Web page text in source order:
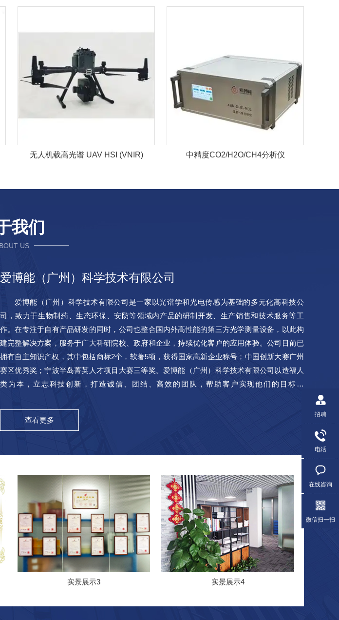
无人机载高光谱 UAV HSI (VNIR) 中精度CO2/H2O/CH4分析仪
我们
US
爱博能（广州）科学技术有限公司
爱博能（广州）科学技术有限公司是一家以光谱学和光电传感为基础的多元化高科技公
司，致力于生物制药、生态环保、安防等领域内产品的研制开发、生产销售和技术服务等工
作。在专注于自有产品研发的同时，公司也整合国内外高性能的第三方光学测量设备，以此构
建完整解决方案，服务于广大科研院校、政府和企业，持续优化客户的应用体验。公司目前已
拥有自主知识产权，其中包括商标2个，软著5项，获得国家高新企业称号；中国创新大赛广州
赛区优秀奖；宁波半岛菁英人才项目大赛三等奖。爱博能（广州）科学技术有限公司以造福人
类为本，立志科技创新，打造诚信、团结、高效的团队，帮助客户实现他们的目标。
查看更多
实景展示3 实景展示4
招聘
电话
在线咨询
微信扫一扫